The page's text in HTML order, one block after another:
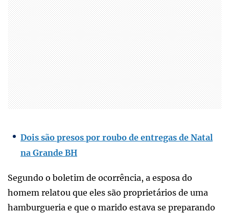
Dois são presos por roubo de entregas de Natal
na Grande BH
Segundo o boletim de ocorrência, a esposa do
homem relatou que eles são proprietários de uma
hamburgueria e que o marido estava se preparando